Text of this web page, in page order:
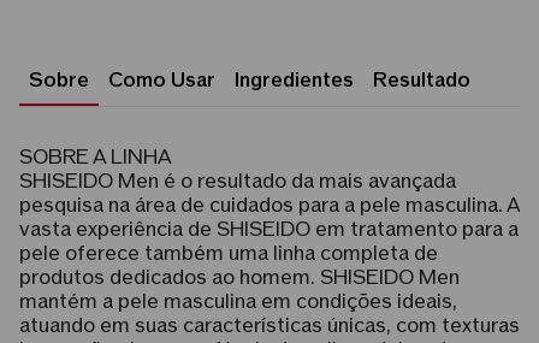
Sobre Como Usar Ingredientes Resultado
SOBRE A LINHA
SHISEIDO Men é o resultado da mais avançada
pesquisa na área de cuidados para a pele masculina. A
vasta experiência de SHISEIDO em tratamento para a
pele oferece também uma linha completa de
produtos dedicados ao homem. SHISEIDO Men
mantém a pele masculina em condições ideais,
atuando em suas características únicas, com texturas